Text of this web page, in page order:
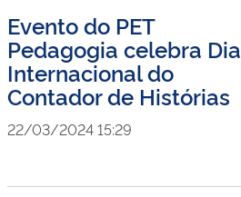
Evento do PET
Pedagogia celebra Dia
Internacional do
Contador de Histórias
22/03/2024 15:29